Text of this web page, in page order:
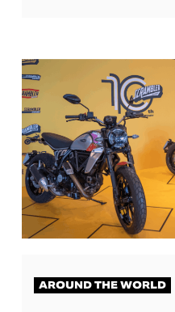
AROUND THE WORLD